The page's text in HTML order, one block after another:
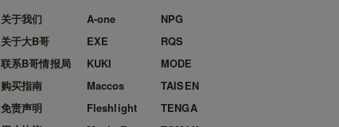
关于我们
关于大B哥
联系B哥情报局
购买指南
免责声明
A-one
EXE
KUKI
Maccos
Fleshlight
NPG
RQS
MODE
TAISEN
TENGA